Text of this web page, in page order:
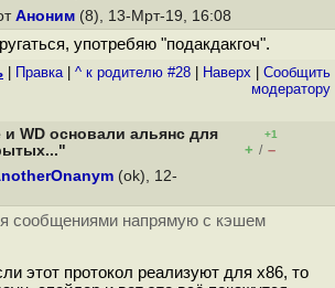
Аноним (8), 13-Мрт-19, 16:08
употребяю "подакдакгоч".
Правка| ^ к родителю #28 Наверх
Cообщить
модератору
WD основали альянс для
+1
+ / –
(ok), 12-
сообщениями напрямую с кэшем
этот протокол реализуют для x86, то